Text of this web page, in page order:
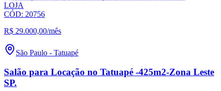
LOJA
CÓD: 20756
R$ 29.000,00/mês
São Paulo - Tatuapé
Salão para Locação no Tatuapé -425m2-Zona Leste
SP.